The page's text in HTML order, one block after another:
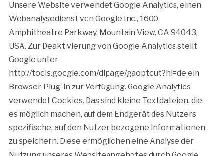
Unsere Website verwendet Google Analytics, einen
Webanalysedienst von Google Inc., 1600
Amphitheatre Parkway, Mountain View, CA 94043,
USA. Zur Deaktivierung von Google Analytics stellt
Google unter
http://tools.google.com/dlpage/gaoptout?hl=de ein
Browser-Plug-In zur Verfügung. Google Analytics
verwendet Cookies. Das sind kleine Textdateien, die
es möglich machen, auf dem Endgerät des Nutzers
spezifische, auf den Nutzer bezogene Informationen
zu speichern. Diese ermöglichen eine Analyse der